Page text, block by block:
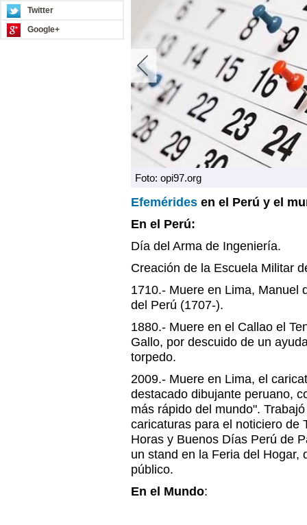
Twitter
Google+
Foto: opi97.org
Efemérides en el Perú y el
En el Perú:
Día del Arma de Ingeniería.
Creación de la Escuela Militar
1710.- Muere en Lima, Manuel
del Perú (1707-).
1880.- Muere en el Callao el
Gallo, por descuido de un
torpedo.
2009.- Muere en Lima, el
destacado dibujante peruano,
más rápido del mundo".
caricaturas para el noticiero de
Horas y Buenos Días Perú de
un stand en la Feria del Hogar,
público.
En el Mundo: